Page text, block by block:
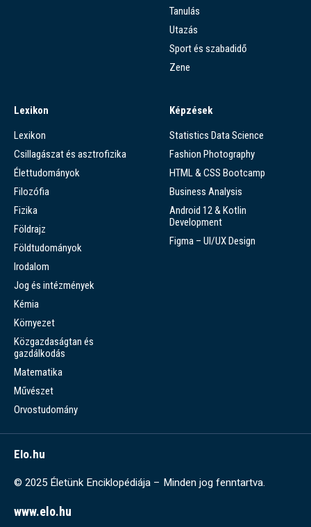
Tanulás
Utazás
Sport és szabadidő
Zene
Lexikon
Lexikon
Csillagászat és asztrofizika
Élettudományok
Filozófia
Fizika
Földrajz
Földtudományok
Irodalom
Jog és intézmények
Kémia
Környezet
Közgazdaságtan és
gazdálkodás
Matematika
Művészet
Orvostudomány
Képzések
Statistics Data Science
Fashion Photography
HTML & CSS Bootcamp
Business Analysis
Android 12 & Kotlin
Development
Figma – UI/UX Design
Elo.hu
© 2025 Életünk Enciklopédiája – Minden jog fenntartva.
www.elo.hu